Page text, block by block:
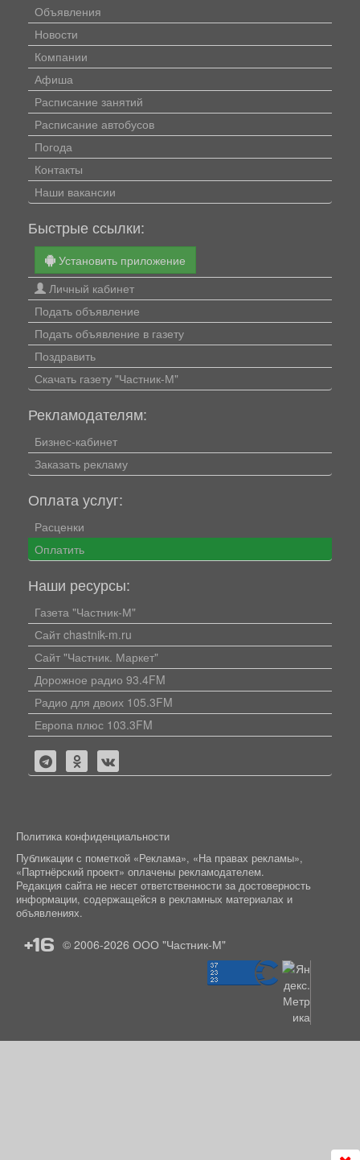
Объявления
Новости
Компании
Афиша
Расписание занятий
Расписание автобусов
Погода
Контакты
Наши вакансии
Быстрые ссылки:
Установить приложение
Личный кабинет
Подать объявление
Подать объявление в газету
Поздравить
Скачать газету "Частник-М"
Рекламодателям:
Бизнес-кабинет
Заказать рекламу
Оплата услуг:
Расценки
Оплатить
Наши ресурсы:
Газета "Частник-М"
Сайт chastnik-m.ru
Сайт "Частник. Маркет"
Дорожное радио 93.4FM
Радио для двоих 105.3FM
Европа плюс 103.3FM
Политика конфиденциальности
Публикации с пометкой «Реклама», «На правах рекламы»,
«Партнёрский проект» оплачены рекламодателем.
Редакция сайта не несет ответственности за достоверность
информации, содержащейся в рекламных материалах и
объявлениях.
+16 © 2006-2026 ООО "Частник-М"